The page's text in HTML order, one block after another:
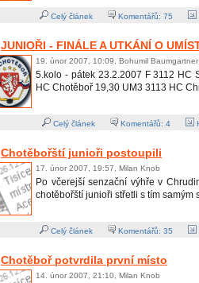
Celý článek Komentářů: 75
JUNIOŘI - FINÁLE A UTKÁNÍ O
19. únor 2007, 10:09, Bohumil Baumgartner
5.kolo - pátek 23.2.2007 F 3112 HC
HC Chotěboř 19,30 UM3 3113 HC
Celý článek Komentářů: 4
Chotěbořští junioři postoupili
17. únor 2007, 19:57, Milan Knob
Po včerejší senzační výhře v
chotěbořští junioři střetli s tím samým
Celý článek Komentářů: 35
Chotěboř potvrdila první místo
14. únor 2007, 21:10, Milan Knob